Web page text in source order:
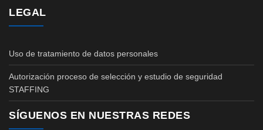
LEGAL
Uso de tratamiento de datos personales
Autorización proceso de selección y estudio de seguridad
STAFFING
SÍGUENOS EN NUESTRAS REDES